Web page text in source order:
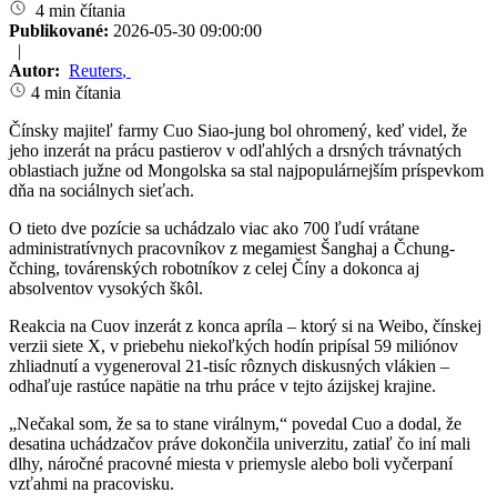
4 min čítania
Publikované: 2026-05-30 09:00:00
|
Autor: Reuters,
4 min čítania
Čínsky majiteľ farmy Cuo Siao-jung bol ohromený, keď videl, že
jeho inzerát na prácu pastierov v odľahlých a drsných trávnatých
oblastiach južne od Mongolska sa stal najpopulárnejším príspevkom
dňa na sociálnych sieťach.
O tieto dve pozície sa uchádzalo viac ako 700 ľudí vrátane
administratívnych pracovníkov z megamiest Šanghaj a Čchung-
čching, továrenských robotníkov z celej Číny a dokonca aj
absolventov vysokých škôl.
Reakcia na Cuov inzerát z konca apríla – ktorý si na Weibo, čínskej
verzii siete X, v priebehu niekoľkých hodín pripísal 59 miliónov
zhliadnutí a vygeneroval 21-tisíc rôznych diskusných vlákien –
odhaľuje rastúce napätie na trhu práce v tejto ázijskej krajine.
„Nečakal som, že sa to stane virálnym,“ povedal Cuo a dodal, že
desatina uchádzačov práve dokončila univerzitu, zatiaľ čo iní mali
dlhy, náročné pracovné miesta v priemysle alebo boli vyčerpaní
vzťahmi na pracovisku.